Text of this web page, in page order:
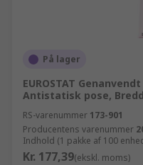
På lager
EUROSTAT
Antistatisk pose,
RS-varenummer 173-901
Producentens varenummer
Indhold (1 pakke af 100
Kr. 177,39(ekskl. moms)